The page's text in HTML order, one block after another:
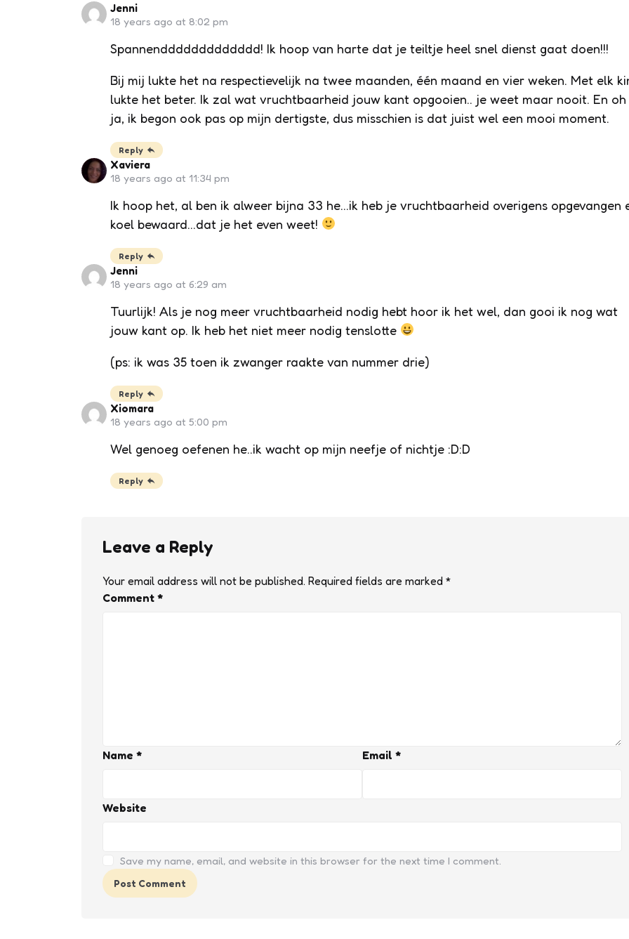
Jenni
18 years ago at 8:02 pm
Spannenddddddddddddd! Ik hoop van harte dat je teiltje heel snel dienst gaat doen!!!
Bij mij lukte het na respectievelijk na twee maanden, één maand en vier weken. Met elk
lukte het beter. Ik zal wat vruchtbaarheid jouw kant opgooien.. je weet maar nooit. En oh
ja, ik begon ook pas op mijn dertigste, dus misschien is dat juist wel een mooi moment.
Reply
Xaviera
18 years ago at 11:34 pm
Ik hoop het, al ben ik alweer bijna 33 he…ik heb je vruchtbaarheid overigens opgevangen
koel bewaard…dat je het even weet!
Reply
Jenni
18 years ago at 6:29 am
Tuurlijk! Als je nog meer vruchtbaarheid nodig hebt hoor ik het wel, dan gooi ik nog wat
jouw kant op. Ik heb het niet meer nodig tenslotte
(ps: ik was 35 toen ik zwanger raakte van nummer drie)
Reply
Xiomara
18 years ago at 5:00 pm
Wel genoeg oefenen he..ik wacht op mijn neefje of nichtje :D:D
Reply
Leave a Reply
Your email address will not be published. Required fields are marked *
Comment *
Name * Email *
Website
Save my name, email, and website in this browser for the next time I comment.